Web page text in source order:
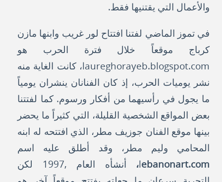
والأعمال التي يقتنيها فقط.
في تموز الماضي لفتنا افتتاح لور غريب وابنها مازن
كرباج موقعاً خلال فترة الحرب هو
laureghorayeb.blogspot.com، كانت الغاية منه
نشر يوميات الحرب، إذ كان الفنانان ينشران يومياً
ما يجول في رأسيهما من أفكار ورسوم. كما لفتتنا
بعض المواقع الشخصية القليلة، التي كثيراً ما يحضر
بينها موقع الفنان جوزيف مطر، الذي افتتحه له ابنه
المحامي وليم مطر، وقد أطلق عليه اسم
lebanonart.com،
أنشأه العام ,1997 لكن